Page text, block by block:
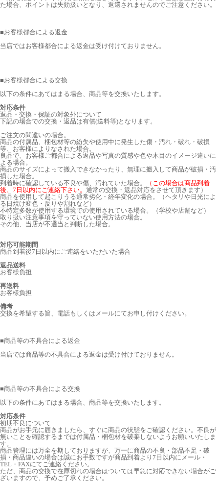
た場合、ポイントは失効扱いとなり、返還されませんのでご注意ください。
■お客様都合による返金
当店ではお客様都合による返金は受け付けておりません。
■お客様都合による交換
以下の条件にあてはまる場合、商品等を交換いたします。
対応条件
返品・交換・保証の対象外について
下記の場合での交換・返品は有償(送料等)となります。
ご注文の間違いの場合。
商品の付属品、梱包材等の紛失や使用中に発生した傷・汚れ・破れ・破損
等、お客様によりなされた場合。
良品で、お客様ご都合による返品や写真の質感や色や木目のイメージ違いに
よる場合。
商品のサイズによって搬入できなかったり、無理に搬入して商品が破損・汚
損した場合。
到着時に確認している不良や傷、汚れていた場合。
（この場合は商品到着
後、7日以内にご連絡下さい。 通常の交換・返品対応をさせて頂きます）
商品を使用して起こりうる通常劣化・経年変化の場合。（ヘタリや日光によ
る日焼け変色・反りや割れなど）
不特定多数が使用する環境での使用されている場合。（学校や店舗など）
取り扱い注意事項を守っていない使用方法の場合。
その他、当店が不適当と判断した場合。
対応可能期間
商品到着後7日以内にご連絡をいただいた場合
返品送料
お客様負担
再送料
お客様負担
備考
交換を希望する旨、電話もしくはメールにてお申し付けください。
■商品等の不具合による返金
当店では商品等の不具合による返金は受け付けておりません。
■商品等の不具合による交換
以下の条件にあてはまる場合、商品等を交換いたします。
対応条件
初期不良について
商品がお手元に届きましたら、すぐに商品の状態をご確認ください。不良が
無いことを確認するまでは付属品・梱包材を破棄しないようお願いいたしま
す。
商品管理には万全を期しておりますが、万一に商品の不良・部品不足・破
損・商品違いの場合は誠にお手数ですが商品到着より7日以内にメール・
TEL・FAXにてご連絡ください。
ただ、商品の交換で在庫切れの場合はついては早急に対応できない場合がご
ざいますので、予めご了承ください。